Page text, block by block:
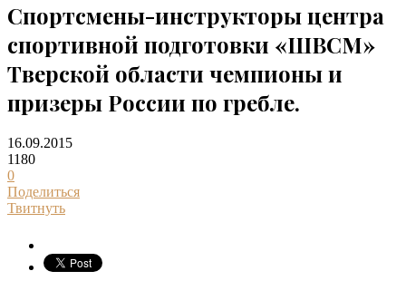
Спортсмены-инструкторы центра
спортивной подготовки «ШВСМ»
Тверской области чемпионы и
призеры России по гребле.
16.09.2015
1180
0
Поделиться
Твитнуть